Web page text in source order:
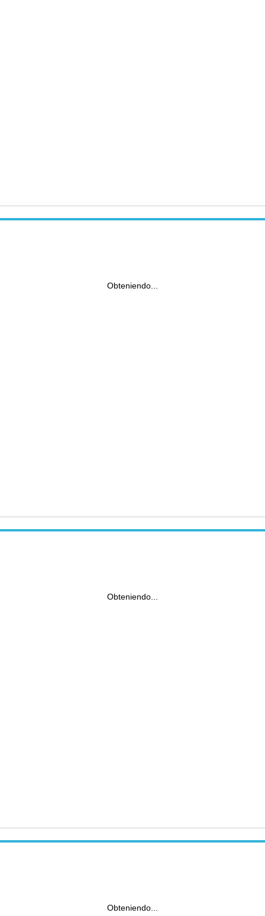
Obteniendo...
Obteniendo...
Obteniendo...